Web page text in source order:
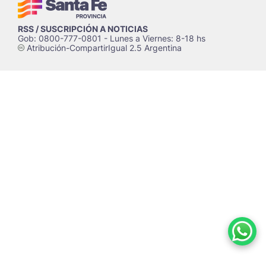
RSS / SUSCRIPCIÓN A NOTICIAS
Gob: 0800-777-0801 - Lunes a Viernes: 8-18 hs
cAtribución-CompartirIgual 2.5 Argentina